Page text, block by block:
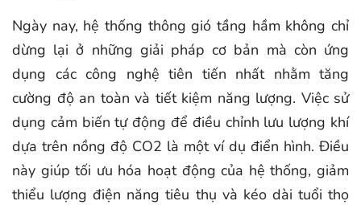
Ngày nay, hệ thống thông gió tầng hầm không chỉ
dừng lại ở những giải pháp cơ bản mà còn ứng
dụng các công nghệ tiên tiến nhất nhằm tăng
cường độ an toàn và tiết kiệm năng lượng. Việc sử
dụng cảm biến tự động để điều chỉnh lưu lượng khí
dựa trên nồng độ CO2 là một ví dụ điển hình. Điều
này giúp tối ưu hóa hoạt động của hệ thống, giảm
thiểu lượng điện năng tiêu thụ và kéo dài tuổi thọ